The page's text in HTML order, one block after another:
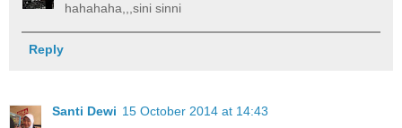
hahahaha,,,sini sinni
Reply
Santi Dewi 15 October 2014 at 14:43